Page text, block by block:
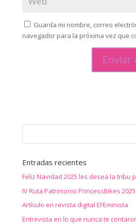
Guarda mi nombre, correo
navegador para la próxima vez que
Entradas recientes
Feliz Navidad 2025 les desea la tribu
IV Ruta Patrimonio PrincessBikes 2025
Artículo en revista digital EFEminista
Entrevista en lo que nunca te